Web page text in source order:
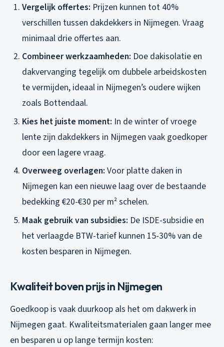
Vergelijk offertes: Prijzen kunnen tot 40%
verschillen tussen dakdekkers in Nijmegen. Vraag
minimaal drie offertes aan.
Combineer werkzaamheden: Doe dakisolatie en
dakvervanging tegelijk om dubbele arbeidskosten
te vermijden, ideaal in Nijmegen’s oudere wijken
zoals Bottendaal.
Kies het juiste moment: In de winter of vroege
lente zijn dakdekkers in Nijmegen vaak goedkoper
door een lagere vraag.
Overweeg overlagen: Voor platte daken in
Nijmegen kan een nieuwe laag over de bestaande
bedekking €20-€30 per m² schelen.
Maak gebruik van subsidies: De ISDE-subsidie en
het verlaagde BTW-tarief kunnen 15-30% van de
kosten besparen in Nijmegen.
Kwaliteit boven prijs in Nijmegen
Goedkoop is vaak duurkoop als het om dakwerk in
Nijmegen gaat. Kwaliteitsmaterialen gaan langer mee
en besparen u op lange termijn kosten: